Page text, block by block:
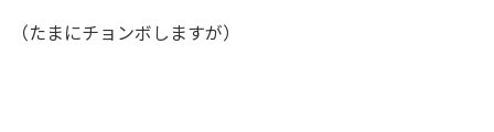
（たまにチョンボしますが）